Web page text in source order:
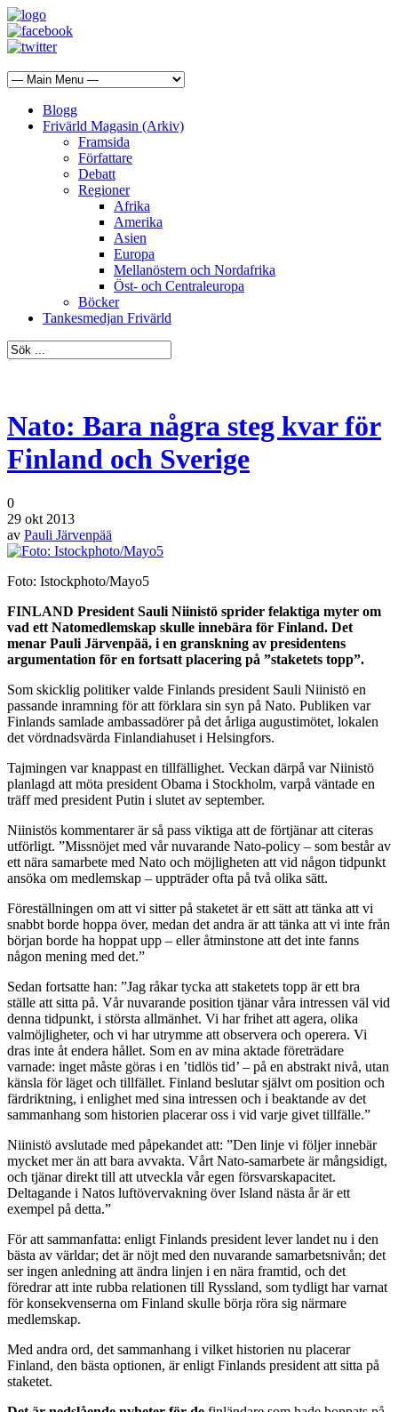
Blogg
Frivärld Magasin (Arkiv)
Framsida
Författare
Debatt
Regioner
Afrika
Amerika
Asien
Europa
Mellanöstern och Nordafrika
Öst- och Centraleuropa
Böcker
Tankesmedjan Frivärld
Nato: Bara några steg kvar för
Finland och Sverige
0
29 okt 2013
av Pauli Järvenpää
Foto: Istockphoto/Mayo5
FINLAND President Sauli Niinistö sprider felaktiga myter om
vad ett Natomedlemskap skulle innebära för Finland. Det
menar Pauli Järvenpää, i en granskning av presidentens
argumentation för en fortsatt placering på ”staketets topp”.
Som skicklig politiker valde Finlands president Sauli Niinistö en
passande inramning för att förklara sin syn på Nato. Publiken var
Finlands samlade ambassadörer på det årliga augustimötet, lokalen
det vördnadsvärda Finlandiahuset i Helsingfors.
Tajmingen var knappast en tillfällighet. Veckan därpå var Niinistö
planlagd att möta president Obama i Stockholm, varpå väntade en
träff med president Putin i slutet av september.
Niinistös kommentarer är så pass viktiga att de förtjänar att citeras
utförligt. ”Missnöjet med vår nuvarande Nato-policy – som består av
ett nära samarbete med Nato och möjligheten att vid någon tidpunkt
ansöka om medlemskap – uppträder ofta på två olika sätt.
Föreställningen om att vi sitter på staketet är ett sätt att tänka att vi
snabbt borde hoppa över, medan det andra är att tänka att vi inte från
början borde ha hoppat upp – eller åtminstone att det inte fanns
någon mening med det.”
Sedan fortsatte han: ”Jag råkar tycka att staketets topp är ett bra
ställe att sitta på. Vår nuvarande position tjänar våra intressen väl vid
denna tidpunkt, i största allmänhet. Vi har frihet att agera, olika
valmöjligheter, och vi har utrymme att observera och operera. Vi
dras inte åt endera hållet. Som en av mina aktade företrädare
varnade: inget måste göras i en ’tidlös tid’ – på en abstrakt nivå, utan
känsla för läget och tillfället. Finland beslutar självt om position och
färdriktning, i enlighet med sina intressen och i beaktande av det
sammanhang som historien placerar oss i vid varje givet tillfälle.”
Niinistö avslutade med påpekandet att: ”Den linje vi följer innebär
mycket mer än att bara avvakta. Vårt Nato-samarbete är mångsidigt,
och tjänar direkt till att utveckla vår egen försvarskapacitet.
Deltagande i Natos luftövervakning över Island nästa år är ett
exempel på detta.”
För att sammanfatta: enligt Finlands president lever landet nu i den
bästa av världar; det är nöjt med den nuvarande samarbetsnivån; det
ser ingen anledning att ändra linjen i en nära framtid, och det
föredrar att inte rubba relationen till Ryssland, som tydligt har varnat
för konsekvenserna om Finland skulle börja röra sig närmare
medlemskap.
Med andra ord, det sammanhang i vilket historien nu placerar
Finland, den bästa optionen, är enligt Finlands president att sitta på
staketet.